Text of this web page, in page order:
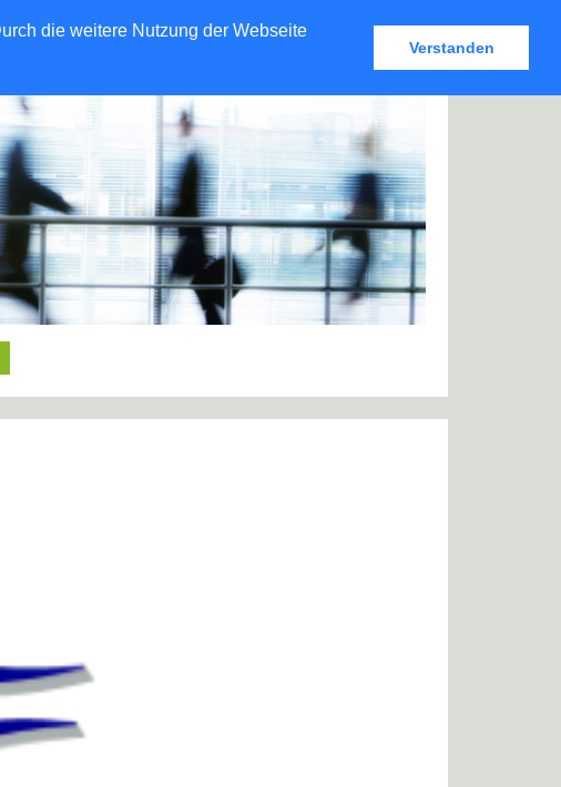
die weitere Nutzung der Webseite
Verstanden